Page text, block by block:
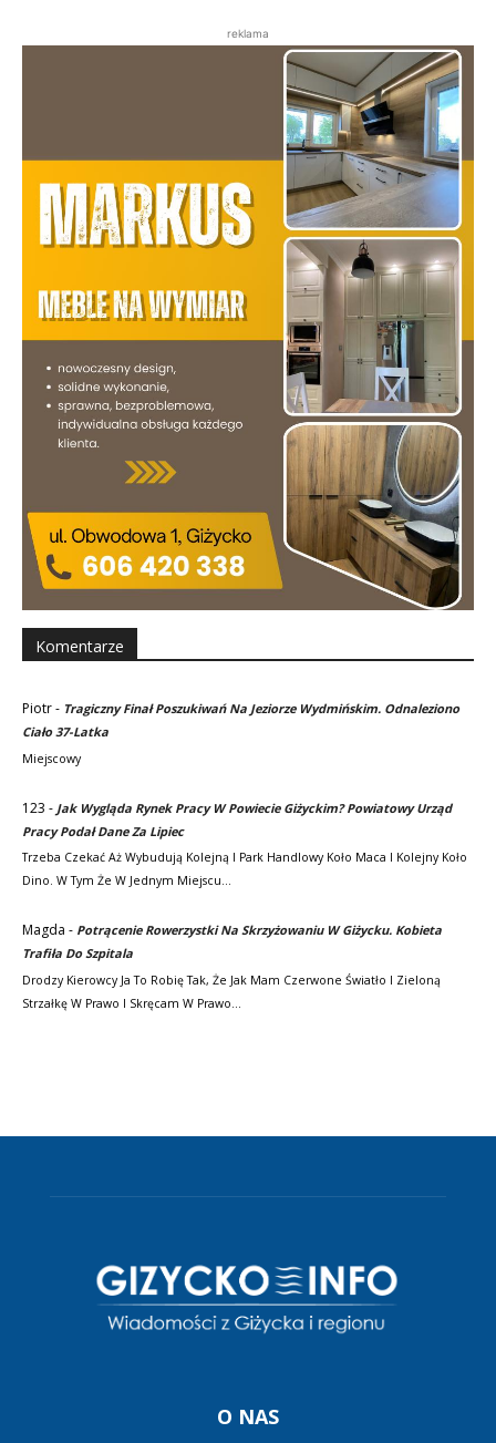
reklama
Komentarze
Piotr- Tragiczny Finał Poszukiwań Na Jeziorze Wydmińskim. Odnaleziono
Ciało 37-Latka
Miejscowy
123 - Jak Wygląda Rynek Pracy W Powiecie Giżyckim? Powiatowy Urząd
Pracy Podał Dane Za Lipiec
Trzeba Czekać Aż Wybudują Kolejną I Park Handlowy Koło Maca I Kolejny Koło
Dino. W Tym Że W Jednym Miejscu…
Magda - Potrącenie Rowerzystki Na Skrzyżowaniu W Giżycku. Kobieta
Trafiła Do Szpitala
Drodzy Kierowcy Ja To Robię Tak, Że Jak Mam Czerwone Światło I Zieloną
Strzałkę W Prawo I Skręcam W Prawo…
O NAS